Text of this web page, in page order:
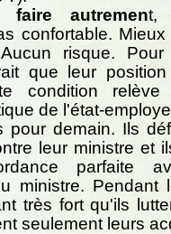
faire autrement,
confortable. Mieux
risque.
que leur
condition relève
de l'état-
pour demain. Ils
leur ministre et
parfaite
ministre. Pendant
très fort qu'ils
seulement leurs